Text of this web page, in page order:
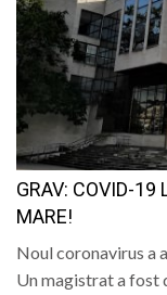
GRAV: COVID-19
MARE!
Noul coronavirus a
Un magistrat a fost